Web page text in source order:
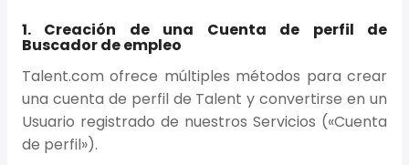
1. Creación de una Cuenta de perfil de
Buscador de empleo
Talent.com ofrece múltiples métodos para crear
una cuenta de perfil de Talent y convertirse en un
Usuario registrado de nuestros Servicios («Cuenta
de perfil»).